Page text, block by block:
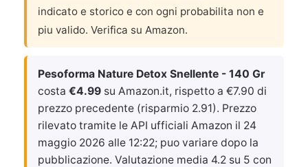
indicato e storico e con ogni probabilita non e
piu valido. Verifica su Amazon.
Pesoforma Nature Detox Snellente - 140 Gr
costa €4.99 su Amazon.it, rispetto a €7.90 di
prezzo precedente (risparmio 2.91). Prezzo
rilevato tramite le API ufficiali Amazon il 24
maggio 2026 alle 12:22; puo variare dopo la
pubblicazione. Valutazione media 4.2 su 5 con